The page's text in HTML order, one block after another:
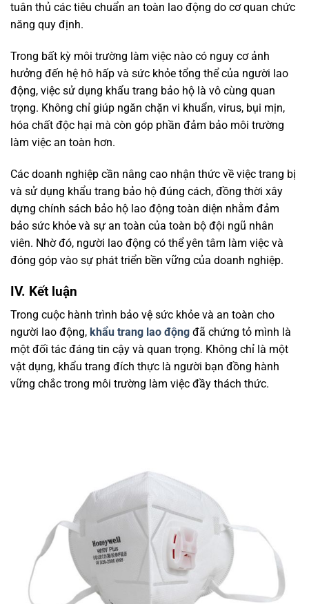
tuân thủ các tiêu chuẩn an toàn lao động do cơ quan chức
năng quy định.
Trong bất kỳ môi trường làm việc nào có nguy cơ ảnh
hưởng đến hệ hô hấp và sức khỏe tổng thể của người lao
động, việc sử dụng khẩu trang bảo hộ là vô cùng quan
trọng. Không chỉ giúp ngăn chặn vi khuẩn, virus, bụi mịn,
hóa chất độc hại mà còn góp phần đảm bảo môi trường
làm việc an toàn hơn.
Các doanh nghiệp cần nâng cao nhận thức về việc trang bị
và sử dụng khẩu trang bảo hộ đúng cách, đồng thời xây
dựng chính sách bảo hộ lao động toàn diện nhằm đảm
bảo sức khỏe và sự an toàn của toàn bộ đội ngũ nhân
viên. Nhờ đó, người lao động có thể yên tâm làm việc và
đóng góp vào sự phát triển bền vững của doanh nghiệp.
IV. Kết luận
Trong cuộc hành trình bảo vệ sức khỏe và an toàn cho
người lao động, khẩu trang lao động đã chứng tỏ mình là
một đối tác đáng tin cậy và quan trọng. Không chỉ là một
vật dụng, khẩu trang đích thực là người bạn đồng hành
vững chắc trong môi trường làm việc đầy thách thức.